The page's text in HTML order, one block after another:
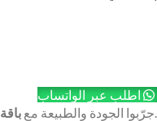
اطلب عبر الواتساب
.جرّبوا الجودة والطبيعة مع باقة